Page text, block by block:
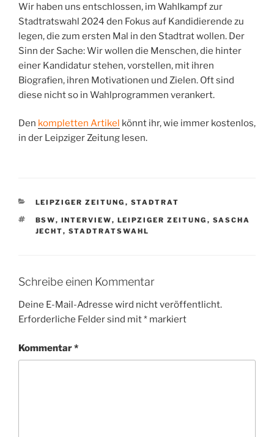
Wir haben uns entschlossen, im Wahlkampf zur
Stadtratswahl 2024 den Fokus auf Kandidierende zu
legen, die zum ersten Mal in den Stadtrat wollen. Der
Sinn der Sache: Wir wollen die Menschen, die hinter
einer Kandidatur stehen, vorstellen, mit ihren
Biografien, ihren Motivationen und Zielen. Oft sind
diese nicht so in Wahlprogrammen verankert.
Den kompletten Artikel könnt ihr, wie immer kostenlos,
in der Leipziger Zeitung lesen.
KATEGORIEN
LEIPZIGER ZEITUNG , STADTRAT
SCHLAGWÖRTER
BSW, INTERVIEW, LEIPZIGER ZEITUNG , SASCHA
JECHT, STADTRATSWAHL
Schreibe einen Kommentar
Deine E-Mail-Adresse wird nicht veröffentlicht.
Erforderliche Felder sind mit* markiert
Kommentar*